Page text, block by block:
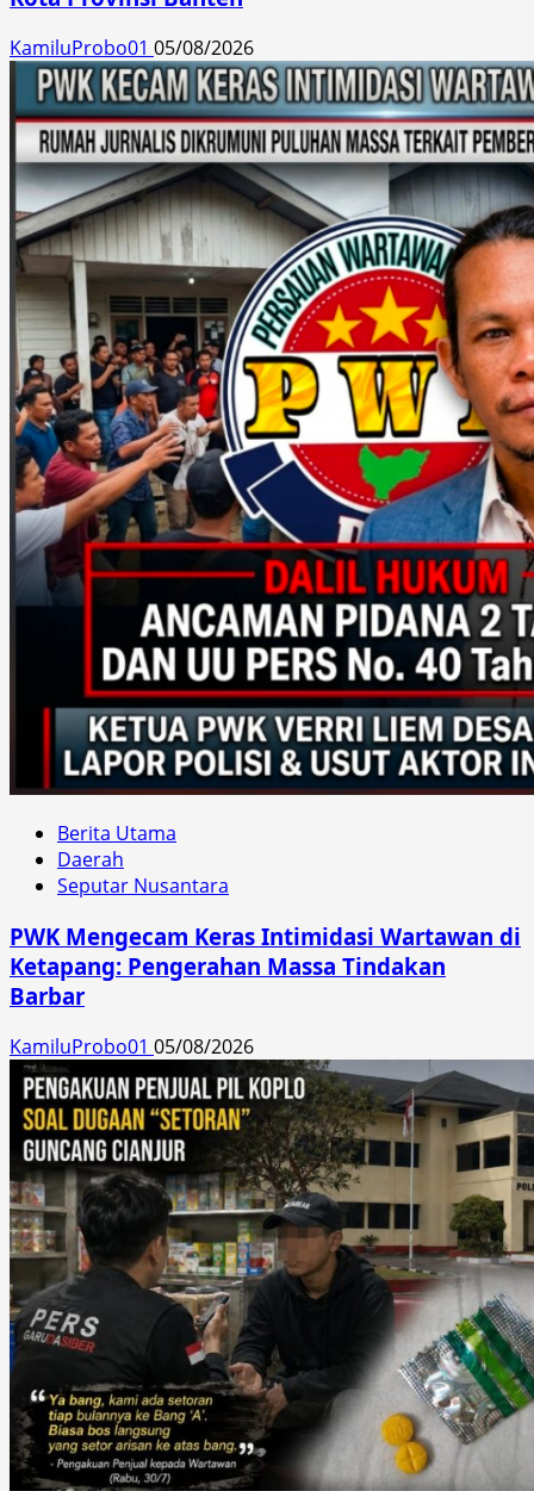
KamiluProbo01 05/08/2026
Berita Utama
Daerah
Seputar Nusantara
PWK Mengecam Keras Intimidasi Wartawan di
Ketapang: Pengerahan Massa Tindakan
Barbar
KamiluProbo01 05/08/2026